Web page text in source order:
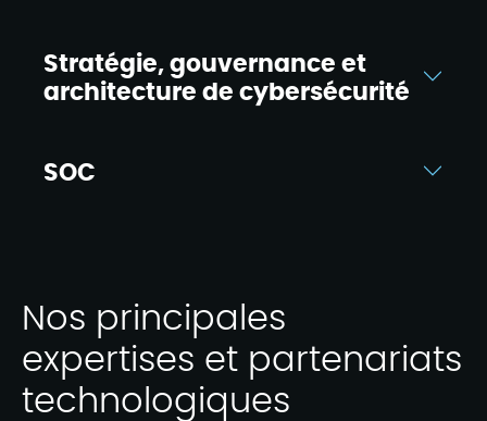
Stratégie, gouvernance et
architecture de cybersécurité
SOC
Nos principales
expertises et partenariats
technologiques